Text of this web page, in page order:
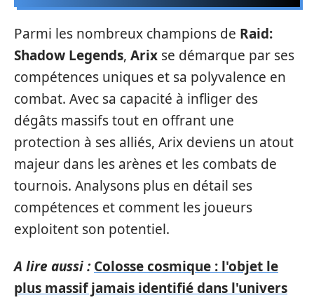
Parmi les nombreux champions de Raid:
Shadow Legends, Arix se démarque par ses
compétences uniques et sa polyvalence en
combat. Avec sa capacité à infliger des
dégâts massifs tout en offrant une
protection à ses alliés, Arix deviens un atout
majeur dans les arènes et les combats de
tournois. Analysons plus en détail ses
compétences et comment les joueurs
exploitent son potentiel.
A lire aussi : Colosse cosmique : l'objet le
plus massif jamais identifié dans l'univers